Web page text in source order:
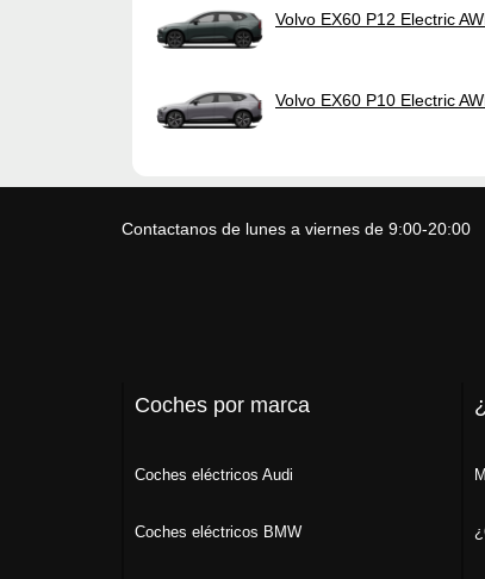
Volvo EX60 P12 Electric
Volvo EX60 P10 Electric
Contactanos de lunes a viernes de 9:00-20:00
Coches por marca
Coches eléctricos Audi
Coches eléctricos BMW